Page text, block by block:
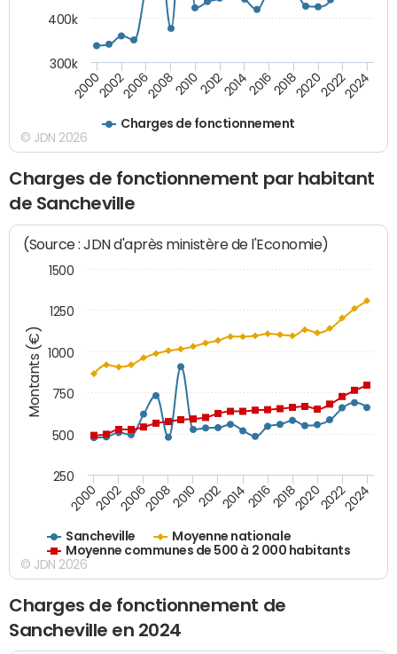
Charges de fonctionnement
200020022006200820102012201420162018202020222024
300k
400k
© JDN 2026
Charges de fonctionnement par habitant
de Sancheville
Montants (€)
(Source : JDN d'après ministère de l'Economie)
Sancheville
Moyenne nationale
Moyenne communes de 500 à 2 000 habitants
200020022006200820102012201420162018202020222024
250
500
750
1000
1250
1500
© JDN 2026
Charges de fonctionnement de
Sancheville en 2024